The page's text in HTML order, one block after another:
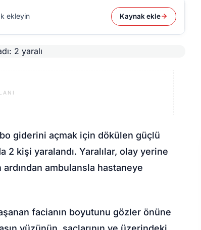
ekleyin Kaynak ekle
giderini açmak için dökülen güçlü
2 kişi yaralandı. Yaralılar, olay yerine
ambulansla hastaneye
facianın boyutunu gözler önüne